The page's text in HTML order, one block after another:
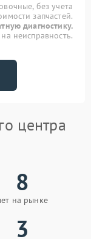
без учета
запчастей.
диагностику.
неисправность.
центра
8
на рынке
3